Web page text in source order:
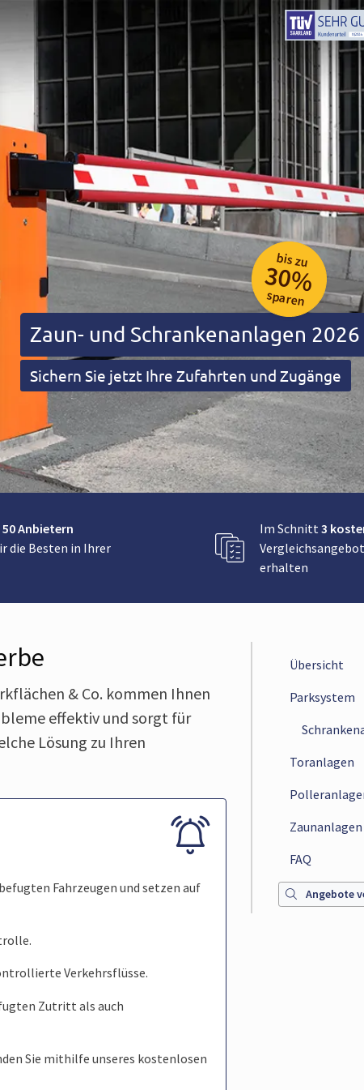
bis zu
30%
sparen
Zaun- und Schrankenanlagen 2026
Sichern Sie jetzt Ihre Zufahrten und Zugänge
Anbietern
die Besten in Ihrer
Im Schnitt3
erhalten
& Co. kommen Ihnen
effektiv und sorgt für
Lösung zu Ihren
Fahrzeugen und setzen auf
Verkehrsflüsse.
Zutritt als auch
Sie mithilfe unseres kostenlosen
Übersicht
Parksystem
Toranlagen
Zaunanlagen
FAQ
Angebote